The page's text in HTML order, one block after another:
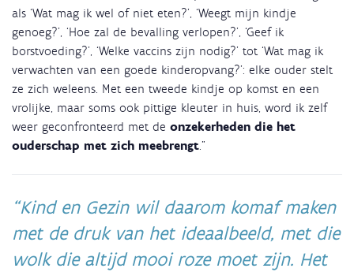
als ‘Wat mag ik wel of niet eten?’, ‘Weegt mijn kindje
genoeg?’, ‘Hoe zal de bevalling verlopen?’, ‘Geef ik
borstvoeding?’, ‘Welke vaccins zijn nodig?’ tot ‘Wat mag ik
verwachten van een goede kinderopvang?’: elke ouder stelt
ze zich weleens. Met een tweede kindje op komst en een
vrolijke, maar soms ook pittige kleuter in huis, word ik zelf
weer geconfronteerd met de onzekerheden die het
ouderschap met zich meebrengt."
Kind en Gezin wil daarom komaf maken
met de druk van het ideaalbeeld, met die
wolk die altijd mooi roze moet zijn. Het